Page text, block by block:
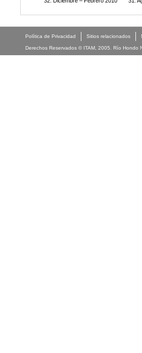
Política de Privacidad Sitios relacionados
Derechos Reservados © ITAM, 2005. Río Hondo